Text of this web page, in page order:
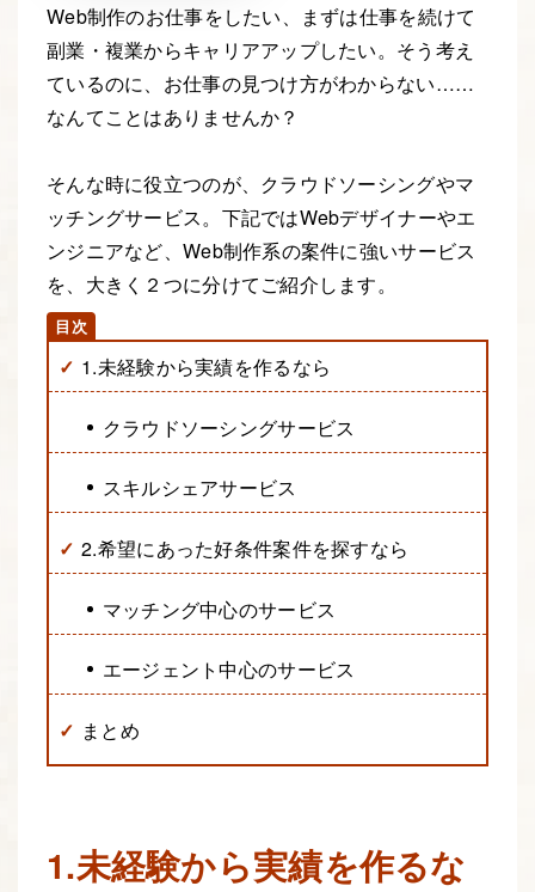
Web制作のお仕事をしたい、まずは仕事を続けて
副業・複業からキャリアアップしたい。そう考え
ているのに、お仕事の見つけ方がわからない……
なんてことはありませんか？
そんな時に役立つのが、クラウドソーシングやマ
ッチングサービス。下記ではWebデザイナーやエ
ンジニアなど、Web制作系の案件に強いサービス
を、大きく２つに分けてご紹介します。
1.未経験から実績を作るなら
クラウドソーシングサービス
スキルシェアサービス
2.希望にあった好条件案件を探すなら
マッチング中心のサービス
エージェント中心のサービス
まとめ
1.未経験から実績を作るな